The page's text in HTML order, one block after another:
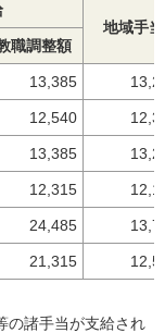
地域手当
職調整額
13,385
12,540
13,385
12,315
24,485
21,315
の諸手当が支給され